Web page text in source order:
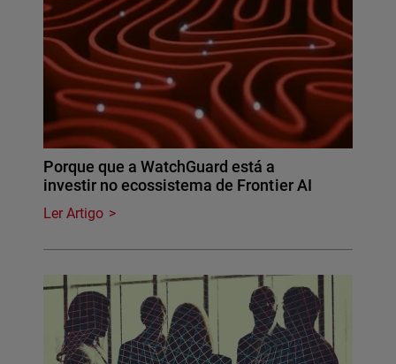
Porque que a WatchGuard está a
investir no ecossistema de Frontier AI
Ler Artigo